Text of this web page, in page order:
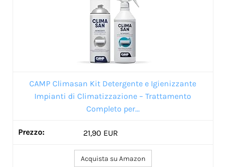
CAMP Climasan Kit Detergente e Igienizzante
Impianti di Climatizzazione – Trattamento
Completo per...
21,90 EUR
Acquista su Amazon